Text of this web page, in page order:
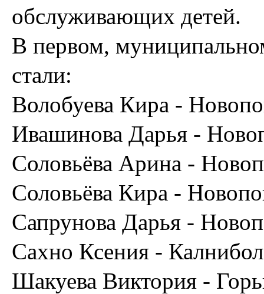
обслуживающих детей.
В первом,
стали:
Волобуева Кира -
Ивашинова Дарья -
Соловьёва Арина -
Соловьёва Кира -
Сапрунова Дарья -
Сахно Ксения -
Шакуева Виктория -